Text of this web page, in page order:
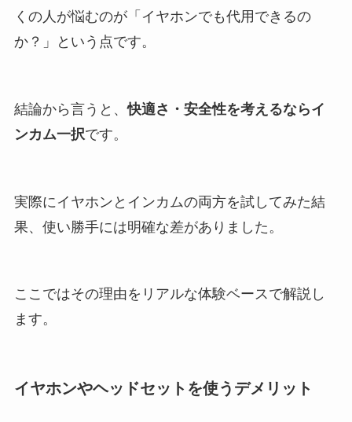
くの人が悩むのが「イヤホンでも代用できるの
か？」という点です。
結論から言うと、快適さ・安全性を考えるならイ
ンカム一択です。
実際にイヤホンとインカムの両方を試してみた結
果、使い勝手には明確な差がありました。
ここではその理由をリアルな体験ベースで解説し
ます。
イヤホンやヘッドセットを使うデメリット